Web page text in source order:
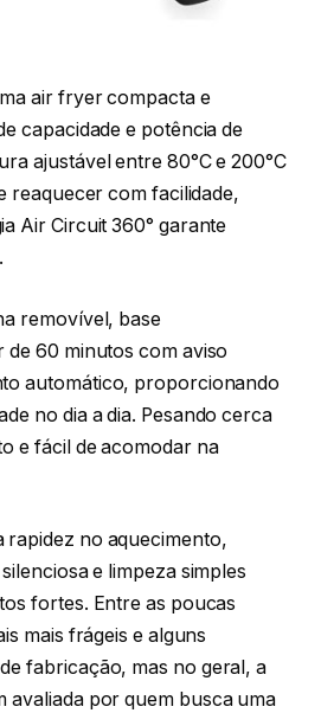
air fryer compacta e
capacidade e potência de
ajustável entre 80°C e 200°C
reaquecer com facilidade,
Air Circuit 360° garante
removível, base
60 minutos com aviso
automático, proporcionando
no dia a dia. Pesando cerca
e fácil de acomodar na
rapidez no aquecimento,
e limpeza simples
fortes. Entre as poucas
mais frágeis e alguns
fabricação, mas no geral, a
avaliada por quem busca uma